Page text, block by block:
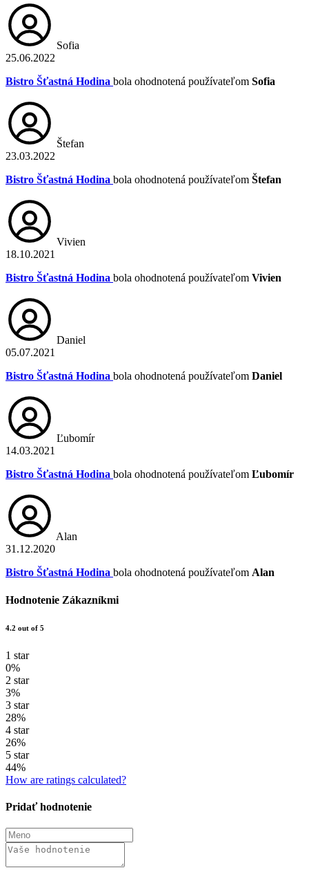
Sofia
25.06.2022
Bistro Šťastná Hodina bola ohodnotená používateľom Sofia
Štefan
23.03.2022
Bistro Šťastná Hodina bola ohodnotená používateľom Štefan
Vivien
18.10.2021
Bistro Šťastná Hodina bola ohodnotená používateľom Vivien
Daniel
05.07.2021
Bistro Šťastná Hodina bola ohodnotená používateľom Daniel
Ľubomír
14.03.2021
Bistro Šťastná Hodina bola ohodnotená používateľom Ľubomír
Alan
31.12.2020
Bistro Šťastná Hodina bola ohodnotená používateľom Alan
Hodnotenie Zákazníkmi
4.2 out of 5
1 star
0%
2 star
3%
3 star
28%
4 star
26%
5 star
44%
How are ratings calculated?
Pridať hodnotenie